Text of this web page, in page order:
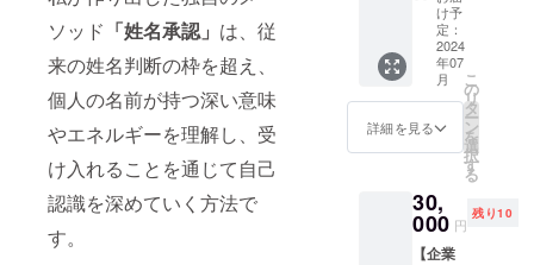
ソッド 「姓名承認」 は、従
来の姓名判断の枠を超え、
個人の名前が持つ深い意味
やエネルギーを理解し、受
け入れることを通じて自己
認識を深めていく方法で
す。
市内を
予定し
ており
ます。
※開催場
所など
の詳細
にてお
送りさ
せてい
ただき
着があ
るモノ
に名前
をつけ
ること
で、よ
り「そ
ように
なれま
す。 な
ぜなら
人超と
向き
合って
きた経
験があ
る龍 庵
真
（りゅ
う あん
があな
たの誕
生日や
記念日
け予
定：
2024
年07
月
詳細を見る
こ
の
リ
タ
ー
ン
を
選
択
す
る
30,
000 円
残り10
【企業